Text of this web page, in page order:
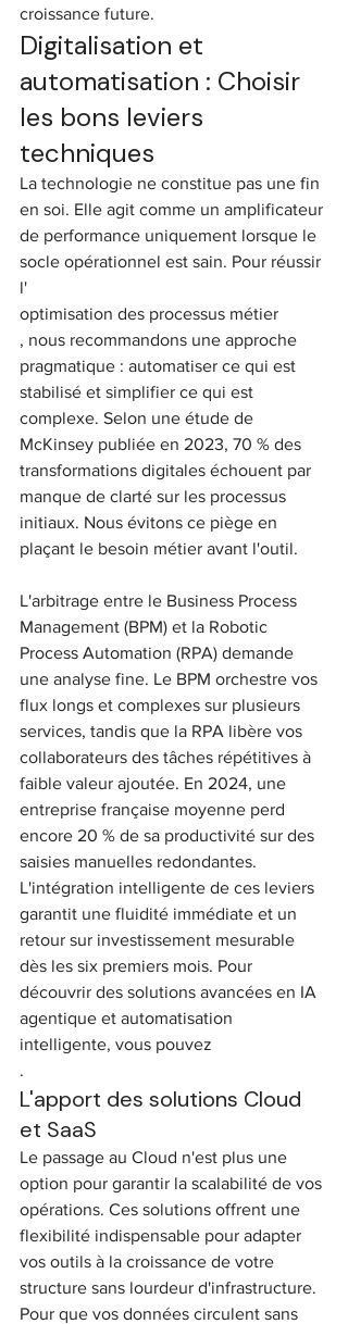
croissance future.
Digitalisation et
automatisation : Choisir
les bons leviers
techniques
La technologie ne constitue pas une fin
en soi. Elle agit comme un amplificateur
de performance uniquement lorsque le
socle opérationnel est sain. Pour réussir
l'
optimisation des processus métier
, nous recommandons une approche
pragmatique : automatiser ce qui est
stabilisé et simplifier ce qui est
complexe. Selon une étude de
McKinsey publiée en 2023, 70 % des
transformations digitales échouent par
manque de clarté sur les processus
initiaux. Nous évitons ce piège en
plaçant le besoin métier avant l'outil.
L'arbitrage entre le Business Process
Management (BPM) et la Robotic
Process Automation (RPA) demande
une analyse fine. Le BPM orchestre vos
flux longs et complexes sur plusieurs
services, tandis que la RPA libère vos
collaborateurs des tâches répétitives à
faible valeur ajoutée. En 2024, une
entreprise française moyenne perd
encore 20 % de sa productivité sur des
saisies manuelles redondantes.
L'intégration intelligente de ces leviers
garantit une fluidité immédiate et un
retour sur investissement mesurable
dès les six premiers mois. Pour
découvrir des solutions avancées en IA
agentique et automatisation
intelligente, vous pouvez
.
L'apport des solutions Cloud
et SaaS
Le passage au Cloud n'est plus une
option pour garantir la scalabilité de vos
opérations. Ces solutions offrent une
flexibilité indispensable pour adapter
vos outils à la croissance de votre
structure sans lourdeur d'infrastructure.
Pour que vos données circulent sans